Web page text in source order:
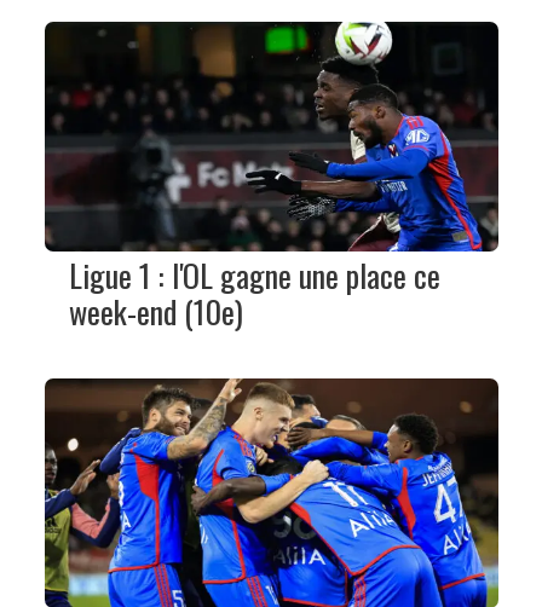
Ligue 1 : l'OL gagne une place ce
week-end (10e)